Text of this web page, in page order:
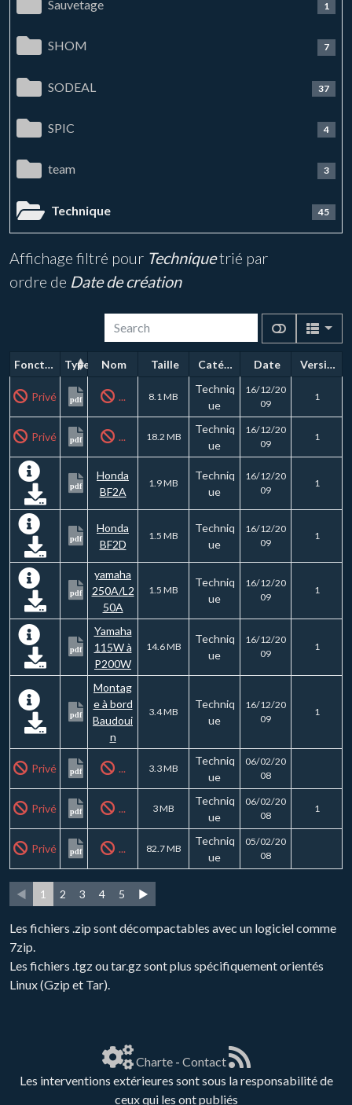
Sauvetage 1
SHOM 7
SODEAL 37
SPIC 4
team 3
Technique 45
Affichage filtré pour Techniquetrié par
ordre de Date de création
Fonctions Type Nom Taille Catégorie Date Version
Privé pdf ... 8.1 MB
Techniq
ue
16/12/20
09
1
Privé pdf ... 18.2 MB
Techniq
ue
16/12/20
09
1
pdf
Honda
BF2A
1.9 MB
Techniq
ue
16/12/20
09
1
pdf
Honda
BF2D
1.5 MB
Techniq
ue
16/12/20
09
1
pdf
yamaha
250A/L2
50A
1.5 MB
Techniq
ue
16/12/20
09
1
pdf
Yamaha
115W à
P200W
14.6 MB
Techniq
ue
16/12/20
09
1
pdf
Montag
e à bord
Baudoui
n
3.4 MB
Techniq
ue
16/12/20
09
1
Privé pdf ... 3.3 MB
Techniq
ue
06/02/20
08
Privé pdf ... 3 MB
Techniq
ue
06/02/20
08
1
Privé pdf ... 82.7 MB
Techniq
ue
05/02/20
08
◄ 1 2 3 4 5 ►
Les fichiers .zip sont décompactables avec un logiciel comme
7zip.
Les fichiers .tgz ou tar.gz sont plus spécifiquement orientés
Linux (Gzip et Tar).
Charte- Contact
Les interventions extérieures sont sous la responsabilité de
ceux qui les ont publiés